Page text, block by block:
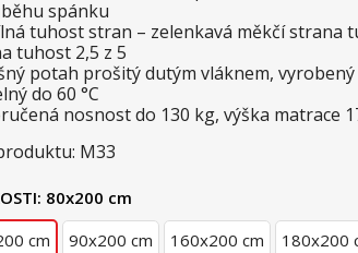
spánku
tuhost stran – zelenkavá měkčí strana
tuhost 2,5 z 5
potah prošitý dutým vláknem,
do 60 °C
nosnost do 130 kg, výška matrace
M33
80x200 cm
cm
90x200 cm 160x200 cm 180x200